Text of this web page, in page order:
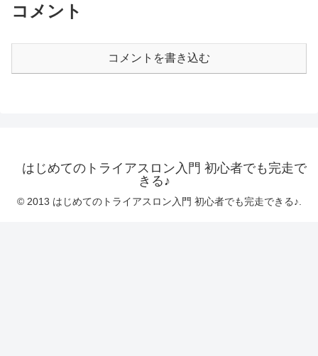
コメント
コメントを書き込む
はじめてのトライアスロン入門 初心者でも完走で
きる♪
© 2013 はじめてのトライアスロン入門 初心者でも完走できる♪.